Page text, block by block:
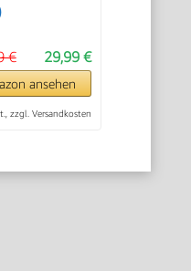
29,99 €
€
ansehen
zzgl. Versandkosten